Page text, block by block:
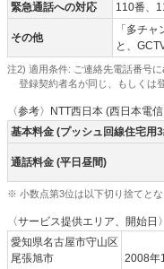
緊急通話への対応
110番、
その他
「多チ
と、
注2) 適用条件: ご連絡先電話番号
登録契約者名が同じ、もしくは
〈参考〉NTT西日本 (西日本電
基本料金 (プッシュ回線住宅用
通話料金 (平日昼間)
※ 小数点第3位は以下切り捨てとな
〈サービス提供エリア、開始日〉
愛知県名古屋市守山区
尾張旭市
2008年